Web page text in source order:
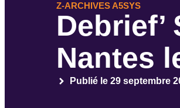
Z-ARCHIVES A5SYS
Debrief’
Nantes
Publié le 29 septembre